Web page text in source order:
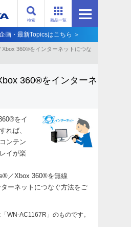
商品一覧
検索
画・最新Topicsはこちら ＞
Xbox 360®をインターネットにつな
360®をインターネ
をイ
れば、
ンテン
イが楽
／Xbox 360®を無線
ーネットにつなぐ方法をご
WN-AC1167R」のものです。